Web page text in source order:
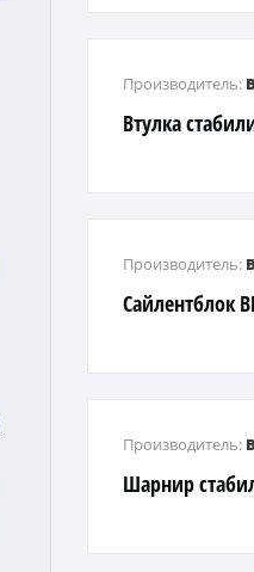
Втулка
Производитель:
Сайлентблок
Производитель:
Шарнир
Производитель: